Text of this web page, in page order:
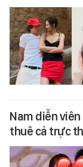
Nam diễn
thuê cả trực